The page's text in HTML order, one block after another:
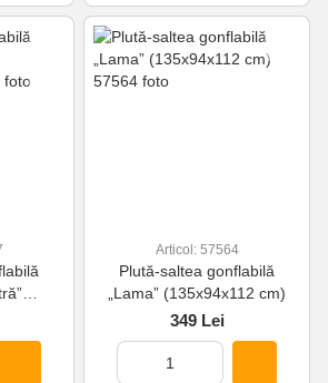
Articol: 57564
Plută-saltea gonflabilă
„Lama” (135x94x112 cm)
349 Lei